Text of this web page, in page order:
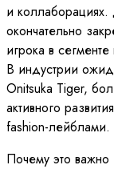
и коллаборациях.
окончательно
игрока в
В индустрии
Onitsuka Tiger,
активного
fashion-лейблами.
Почему это важно